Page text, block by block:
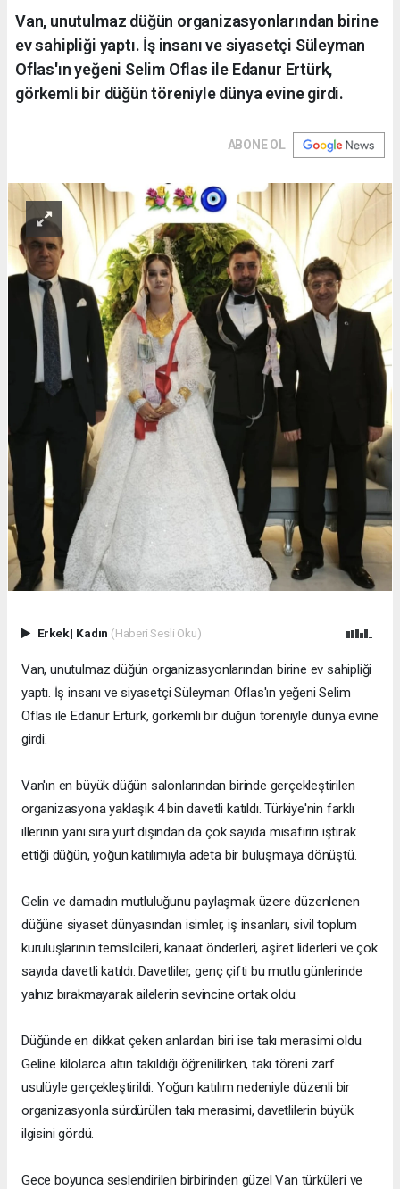
Van, unutulmaz düğün organizasyonlarından birine
ev sahipliği yaptı. İş insanı ve siyasetçi Süleyman
Oflas'ın yeğeni Selim Oflas ile Edanur Ertürk,
görkemli bir düğün töreniyle dünya evine girdi.
ABONE OL
Erkek| Kadın (Haberi Sesli Oku)
Van, unutulmaz düğün organizasyonlarından birine ev sahipliği
yaptı. İş insanı ve siyasetçi Süleyman Oflas'ın yeğeni Selim
Oflas ile Edanur Ertürk, görkemli bir düğün töreniyle dünya evine
girdi.
Van'ın en büyük düğün salonlarından birinde gerçekleştirilen
organizasyona yaklaşık 4 bin davetli katıldı. Türkiye'nin farklı
illerinin yanı sıra yurt dışından da çok sayıda misafirin iştirak
ettiği düğün, yoğun katılımıyla adeta bir buluşmaya dönüştü.
Gelin ve damadın mutluluğunu paylaşmak üzere düzenlenen
düğüne siyaset dünyasından isimler, iş insanları, sivil toplum
kuruluşlarının temsilcileri, kanaat önderleri, aşiret liderleri ve çok
sayıda davetli katıldı. Davetliler, genç çifti bu mutlu günlerinde
yalnız bırakmayarak ailelerin sevincine ortak oldu.
Düğünde en dikkat çeken anlardan biri ise takı merasimi oldu.
Geline kilolarca altın takıldığı öğrenilirken, takı töreni zarf
usulüyle gerçekleştirildi. Yoğun katılım nedeniyle düzenli bir
organizasyonla sürdürülen takı merasimi, davetlilerin büyük
ilgisini gördü.
Gece boyunca seslendirilen birbirinden güzel Van türküleri ve